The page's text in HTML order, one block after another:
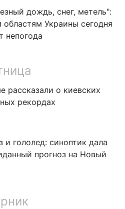
дождь, снег, метель":
областям Украины сегодня
непогода
рассказали о киевских
рекордах
и гололед: синоптик дала
прогноз на Новый